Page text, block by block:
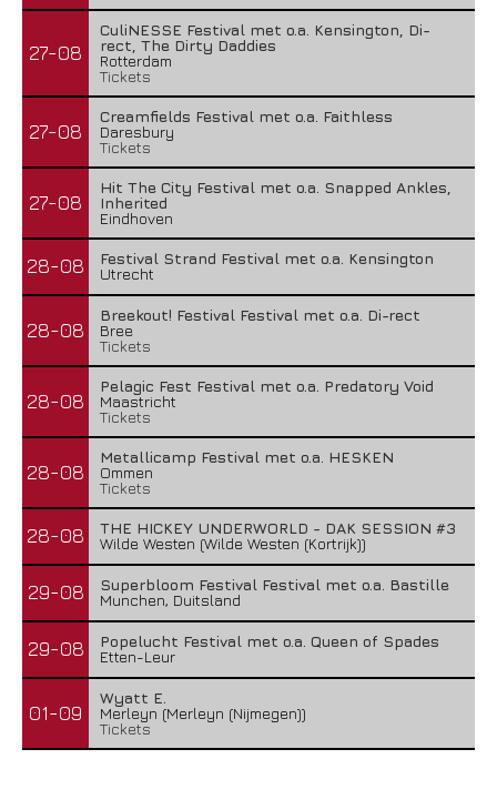
27-08
CuliNESSE Festival met o.a. Kensington, Di-
rect, The Dirty Daddies
Rotterdam
Tickets
27-08
Creamfields Festival met o.a. Faithless
Daresbury
Tickets
27-08
Hit The City Festival met o.a. Snapped Ankles,
Inherited
Eindhoven
28-08
Festival Strand Festival met o.a. Kensington
Utrecht
28-08
Breekout! Festival Festival met o.a. Di-rect
Bree
Tickets
28-08
Pelagic Fest Festival met o.a. Predatory Void
Maastricht
Tickets
28-08
Metallicamp Festival met o.a. HESKEN
Ommen
Tickets
28-08
THE HICKEY UNDERWORLD - DAK SESSION #3
Wilde Westen (Wilde Westen (Kortrijk))
29-08
Superbloom Festival Festival met o.a. Bastille
Munchen, Duitsland
29-08
Popelucht Festival met o.a. Queen of Spades
Etten-Leur
01-09
Wyatt E.
Merleyn (Merleyn (Nijmegen))
Tickets